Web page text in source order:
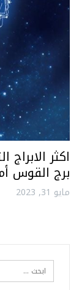
اكثر
برج القوس
مايو 31, 2023